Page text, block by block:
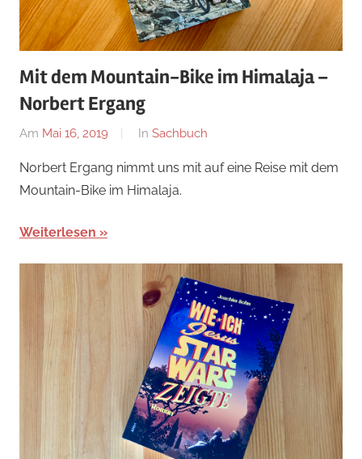
Mit dem Mountain-Bike im Himalaja –
Norbert Ergang
Am Mai 16, 2019
Von
In Sachbuch
Norbert Ergang nimmt uns mit auf eine Reise mit dem
Mountain-Bike im Himalaja.
Weiterlesen